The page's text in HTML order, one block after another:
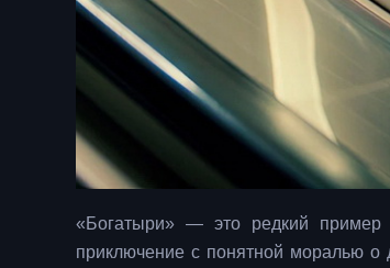
«Богатыри» — это редкий пример
приключение с понятной моралью